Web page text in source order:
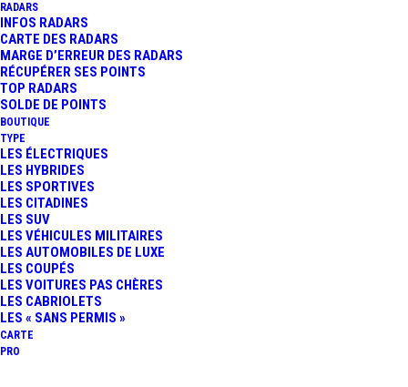
RADARS
INFOS RADARS
CARTE DES RADARS
MARGE D’ERREUR DES RADARS
RÉCUPÉRER SES POINTS
TOP RADARS
SOLDE DE POINTS
BOUTIQUE
TYPE
LES ÉLECTRIQUES
LES HYBRIDES
LES SPORTIVES
LES CITADINES
LES SUV
LES VÉHICULES MILITAIRES
LES AUTOMOBILES DE LUXE
LES COUPÉS
LES VOITURES PAS CHÈRES
LES CABRIOLETS
LES « SANS PERMIS »
CARTE
PRO
4 Minutes